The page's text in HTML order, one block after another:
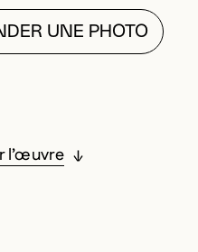
UNE PHOTO
connecté pour ajouter
l’œuvre